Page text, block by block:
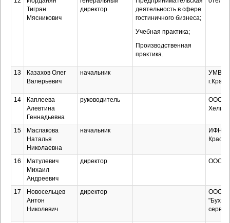
Тигран
Мясникович
директор
деятельность в сфере
гостиничного бизнеса;
Учебная практика;
Производственная
практика.
13
Казахов Олег
Валерьевич
начальник
УМВД
14
Каплеева
Алевтина
Геннадьевна
руководитель
ООО
15
Маслакова
Наталья
Николаевна
начальник
ИФНС
16
Матулевич
Михаил
Андреевич
директор ООО
17
Новосельцев
Антон
Николевич
директор
ООО
сервис"